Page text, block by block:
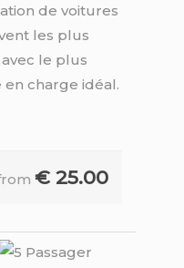
de voitures
les plus
le plus
charge idéal.
€ 25.00